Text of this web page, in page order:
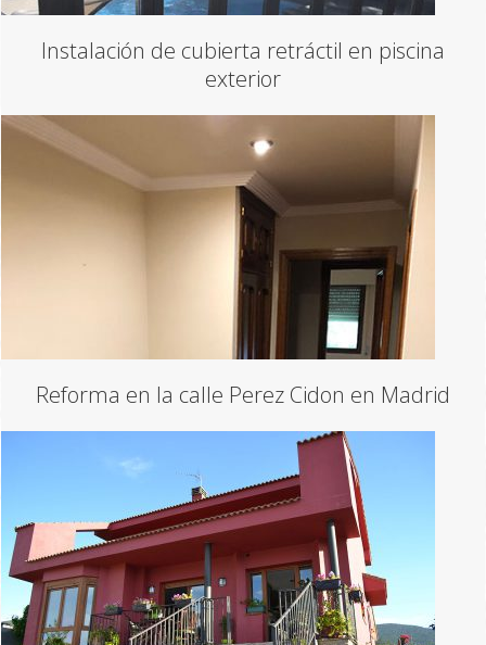
Instalación de cubierta retráctil en piscina
exterior
Reforma en la calle Perez Cidon en Madrid